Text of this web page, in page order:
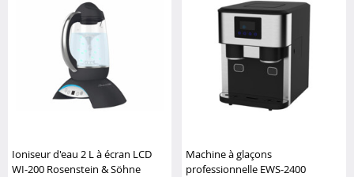
Ioniseur d'eau 2 L à écran LCD
WI-200 Rosenstein & Söhne
Machine à glaçons
professionnelle EWS-2400